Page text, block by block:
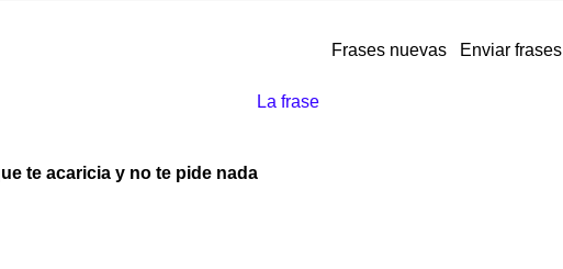
Frases nuevas Enviar frases
La frase
te acaricia y no te pide nada